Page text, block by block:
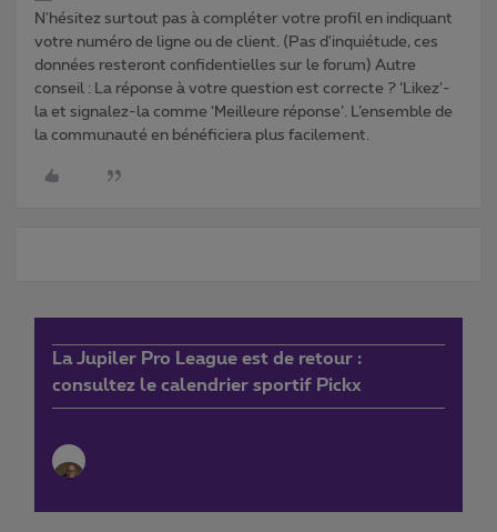
N'hésitez surtout pas à compléter votre profil en indiquant
votre numéro de ligne ou de client. (Pas d'inquiétude, ces
données resteront confidentielles sur le forum) Autre
conseil : La réponse à votre question est correcte ? ‘Likez’-
la et signalez-la comme ‘Meilleure réponse’. L’ensemble de
la communauté en bénéficiera plus facilement.
La Jupiler Pro League est de retour :
consultez le calendrier sportif Pickx